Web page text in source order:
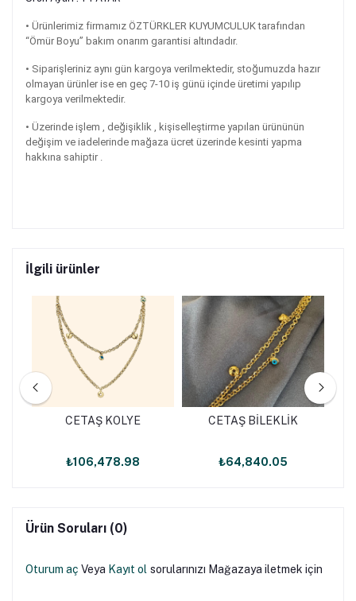
• Ürünlerimiz firmamız ÖZTÜRKLER KUYUMCULUK tarafından
“Ömür Boyu” bakım onarım garantisi altındadır.
• Siparişleriniz aynı gün kargoya verilmektedir, stoğumuzda hazır
olmayan ürünler ise en geç 7-10 iş günü içinde üretimi yapılıp
kargoya verilmektedir.
• Üzerinde işlem , değişiklik , kişiselleştirme yapılan ürününün
değişim ve iadelerinde mağaza ücret üzerinde kesinti yapma
hakkına sahiptir .
İlgili ürünler
CETAŞ KOLYE
₺106,478.98
CETAŞ BİLEKLİK
₺64,840.05
Ürün Soruları (0)
Oturum aç Veya Kayıt ol sorularınızı Mağazaya iletmek için